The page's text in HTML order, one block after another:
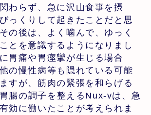
わらず、急に沢山食事を摂
っくりして起きたことだと思
の後は、よく噛んで、ゆっく
とを意識するようになりまし
胃痛や胃痙攣が生じる場合
の慢性病等も隠れている可能
すが、筋肉の緊張を和らげる
腸の調子を整えるNux-vは、急
効に働いたことが考えられま